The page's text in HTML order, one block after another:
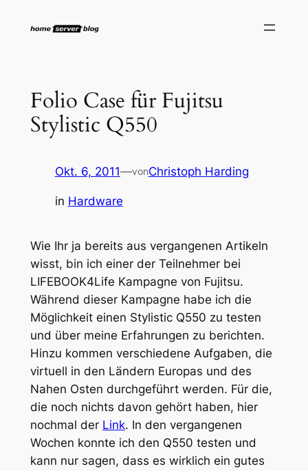
Inhalt
Folio Case für Fujitsu
Stylistic Q550
Okt. 6, 2011—vonChristoph Harding
in Hardware
Wie Ihr ja bereits aus vergangenen Artikeln
wisst, bin ich einer der Teilnehmer bei
LIFEBOOK4Life Kampagne von Fujitsu.
Während dieser Kampagne habe ich die
Möglichkeit einen Stylistic Q550 zu testen
und über meine Erfahrungen zu berichten.
Hinzu kommen verschiedene Aufgaben, die
virtuell in den Ländern Europas und des
Nahen Osten durchgeführt werden. Für die,
die noch nichts davon gehört haben, hier
nochmal der Link. In den vergangenen
Wochen konnte ich den Q550 testen und
kann nur sagen, dass es wirklich ein gutes